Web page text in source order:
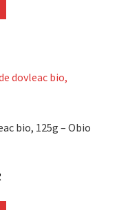
bio, 125g – Obio